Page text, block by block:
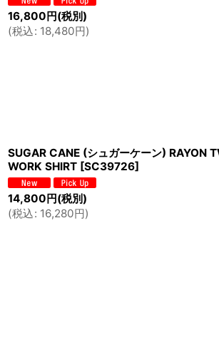
16,800円(税別)
(税込: 18,480円)
SUGAR CANE (シュガーケーン) RAYON
WORK SHIRT [SC39726]
14,800 円(税別)
(税込: 16,280円)